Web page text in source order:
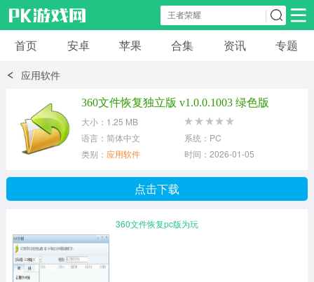
安卓应用 安卓游戏
模拟经营
首页 安卓 苹果 合集 资讯 专题
应用软件
360文件恢复独立版 v1.0.0.1003 绿色版
大小：1.25 MB
语言：简体中文
系统：PC
类别： 应用软件 时间：2026-01-05
点击下载
360文件恢复pc版为玩